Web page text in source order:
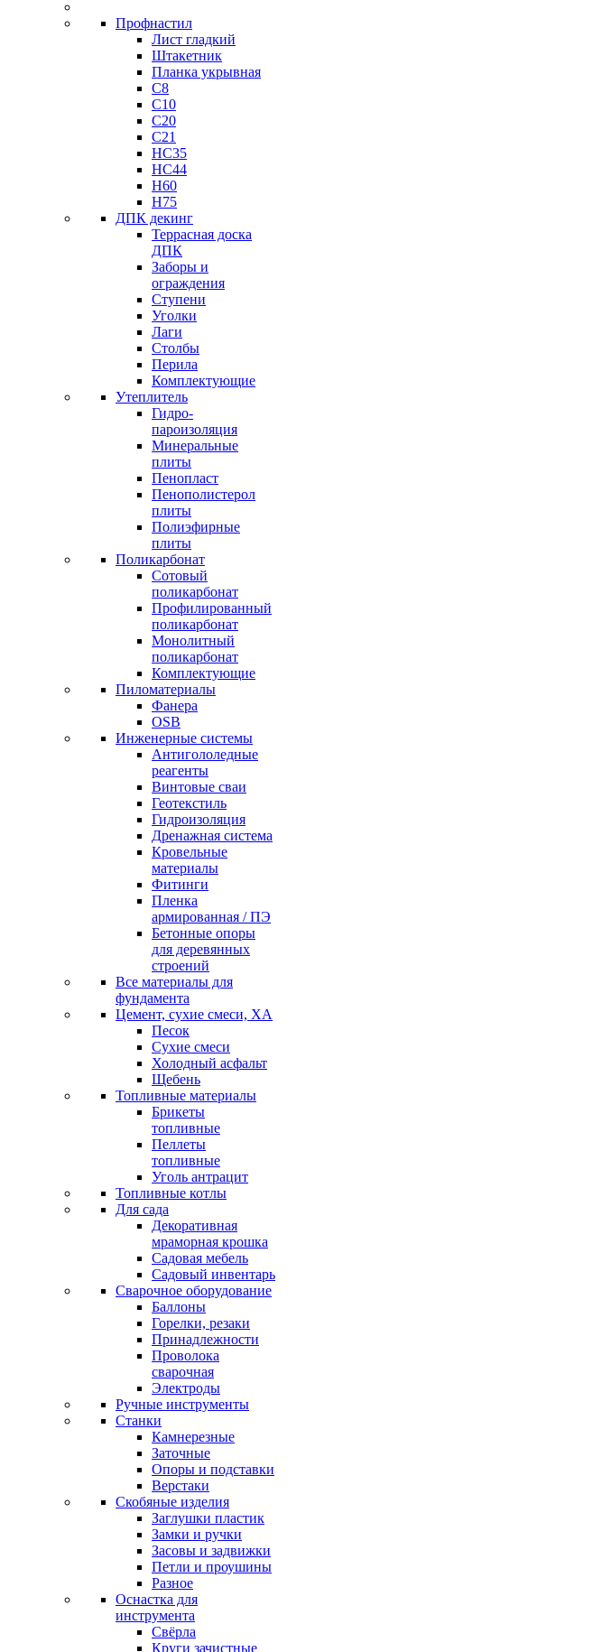
Профнастил
Лист гладкий
Штакетник
Планка укрывная
C8
C10
C20
C21
НС35
HC44
H60
H75
ДПК декинг
Террасная доска
ДПК
Заборы и
ограждения
Ступени
Уголки
Лаги
Столбы
Перила
Комплектующие
Утеплитель
Гидро-
пароизоляция
Минеральные
плиты
Пенопласт
Пенополистерол
плиты
Полиэфирные
плиты
Поликарбонат
Сотовый
поликарбонат
Профилированный
поликарбонат
Монолитный
поликарбонат
Комплектующие
Пиломатериалы
Фанера
OSB
Инженерные системы
Антигололедные
реагенты
Винтовые сваи
Геотекстиль
Гидроизоляция
Дренажная система
Кровельные
материалы
Фитинги
Пленка
армированная / ПЭ
Бетонные опоры
для деревянных
строений
Все материалы для
фундамента
Цемент, сухие смеси, ХА
Песок
Сухие смеси
Холодный асфальт
Щебень
Топливные материалы
Брикеты
топливные
Пеллеты
топливные
Уголь антрацит
Топливные котлы
Для сада
Декоративная
мраморная крошка
Садовая мебель
Садовый инвентарь
Сварочное оборудование
Баллоны
Горелки, резаки
Принадлежности
Проволока
сварочная
Электроды
Ручные инструменты
Станки
Камнерезные
Заточные
Опоры и подставки
Верстаки
Скобяные изделия
Заглушки пластик
Замки и ручки
Засовы и задвижки
Петли и проушины
Разное
Оснастка для
инструмента
Свёрла
Круги зачистные